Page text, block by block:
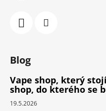
Blog
Vape shop, který
shop, do kterého se
19.5.2026